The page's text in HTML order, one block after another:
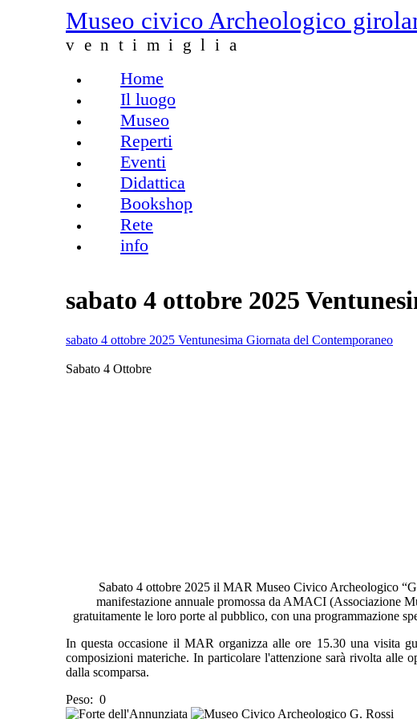
Salta al contenuto principale
Museo civico Archeologico
ventimiglia
Menu principale
Home
Il luogo
Museo
Reperti
Eventi
Didattica
Bookshop
Rete
info
sabato 4 ottobre 2025
sabato 4 ottobre 2025 Ventunesima Giornata del Contemporaneo
Sabato 4 Ottobre
Sabato 4 ottobre 2025 il MAR Museo Civico Archeologico
manifestazione annuale promossa da AMACI (Associazione
gratuitamente le loro porte al pubblico, con una programmazione
In questa occasione il MAR organizza alle ore 15.30 una visita
composizioni materiche. In particolare l'attenzione sarà rivolta alle
dalla scomparsa.
Peso: 0